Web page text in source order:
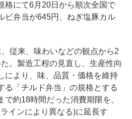
格にて6月20日から順次全国で
ビ弁当が645円、ねぎ塩豚カル
従来、味わいなどの観点から2
。製造工程の見直し、生産性向
により、味、品質・価格を維持
る「チルド弁当」の規格とする
で約18時間だった消費期限を、
インにより異なる)に延長す